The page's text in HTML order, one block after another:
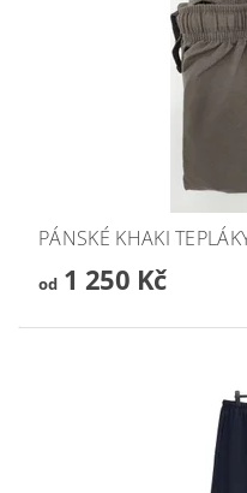
PÁNSKÉ KHAKI
od1 250 Kč